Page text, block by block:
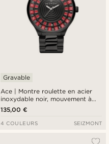
Ace | Montre roulette en acier
inoxydable noir, mouvement à
quartz
Gravable
135,00 €
4 COULEURS SEIZMONT